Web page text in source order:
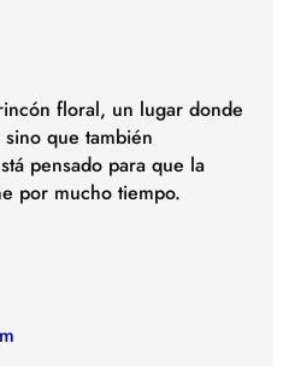
floral, un lugar donde
que también
pensado para que la
por mucho tiempo.